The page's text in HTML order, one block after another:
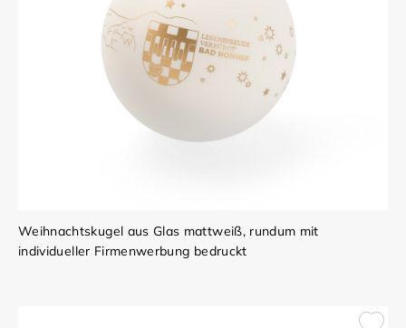
Weihnachtskugel aus Glas mattweiß, rundum mit
individueller Firmenwerbung bedruckt